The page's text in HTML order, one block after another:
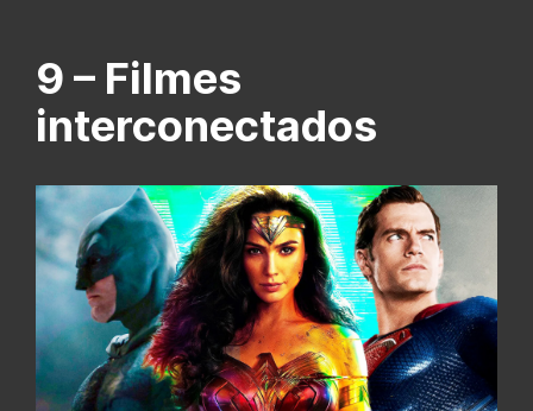
9 – Filmes
interconectados